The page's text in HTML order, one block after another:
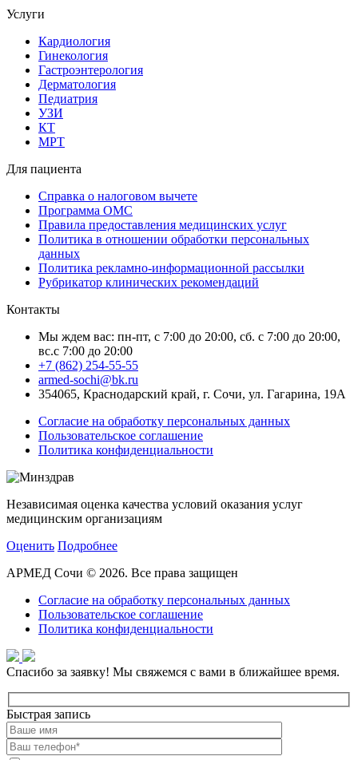
Услуги
Кардиология
Гинекология
Гастроэнтерология
Дерматология
Педиатрия
УЗИ
КТ
МРТ
Для пациента
Справка о налоговом вычете
Программа ОМС
Правила предоставления медицинских услуг
Политика в отношении обработки персональных
данных
Политика рекламно-информационной рассылки
Рубрикатор клинических рекомендаций
Контакты
Мы ждем вас: пн-пт, с 7:00 до 20:00, сб. с 7:00 до 20:00,
вс.с 7:00 до 20:00
+7 (862) 254-55-55
armed-sochi@bk.ru
354065, Краснодарский край, г. Сочи, ул. Гагарина, 19А
Согласие на обработку персональных данных
Пользовательское соглашение
Политика конфиденциальности
Независимая оценка качества условий оказания услуг
медицинским организациям
Оценить Подробнее
АРМЕД Сочи © 2026. Все права защищен
Согласие на обработку персональных данных
Пользовательское соглашение
Политика конфиденциальности
Спасибо за заявку! Мы свяжемся с вами в ближайшее время.
Быстрая запись